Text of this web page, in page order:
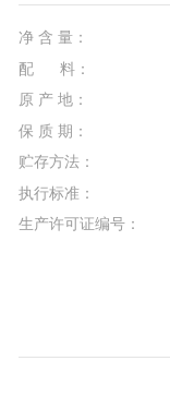
净 含 量：
配 料：
原 产 地：
保 质 期：
贮存方法：
执行标准：
生产许可证编号：